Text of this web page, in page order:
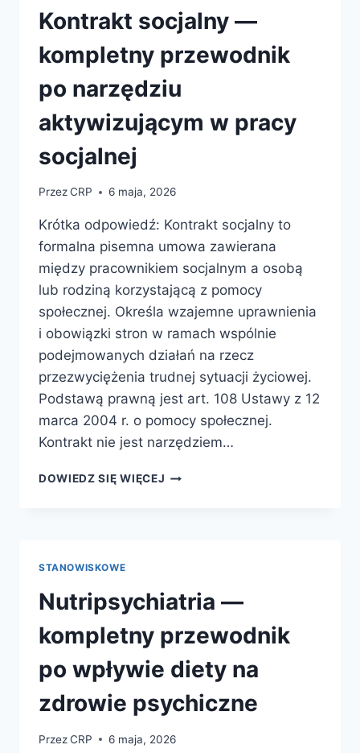
PRZEWODNIK
PO
I
KURSIE
ONLINE
Kontrakt socjalny —
kompletny przewodnik
po narzędziu
aktywizującym w pracy
socjalnej
PrzezCRP 6 maja, 2026
Krótka odpowiedź: Kontrakt socjalny to
formalna pisemna umowa zawierana
między pracownikiem socjalnym a osobą
lub rodziną korzystającą z pomocy
społecznej. Określa wzajemne uprawnienia
i obowiązki stron w ramach wspólnie
podejmowanych działań na rzecz
przezwyciężenia trudnej sytuacji życiowej.
Podstawą prawną jest art. 108 Ustawy z 12
marca 2004 r. o pomocy społecznej.
Kontrakt nie jest narzędziem…
DOWIEDZ SIĘ WIĘCEJ KONTRAKT
AKTYWIZUJĄCYM
W
SOCJALNEJ
STANOWISKOWE
Nutripsychiatria —
kompletny przewodnik
po wpływie diety na
zdrowie psychiczne
PrzezCRP 6 maja, 2026